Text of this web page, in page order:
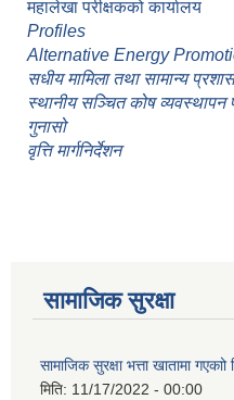
महालेखा परीक्षकको कार्यालय
Profiles
Alternative Energy
सधीय मामिला तथा सामान्य
स्थानीय सञ्चित कोष
गुनासो
वृत्ति मार्गनिर्देशन
सामाजिक सुरक्षा
सामाजिक सुरक्षा भत्ता खातामा गएकाो
मिति: 11/17/2022 - 00:00